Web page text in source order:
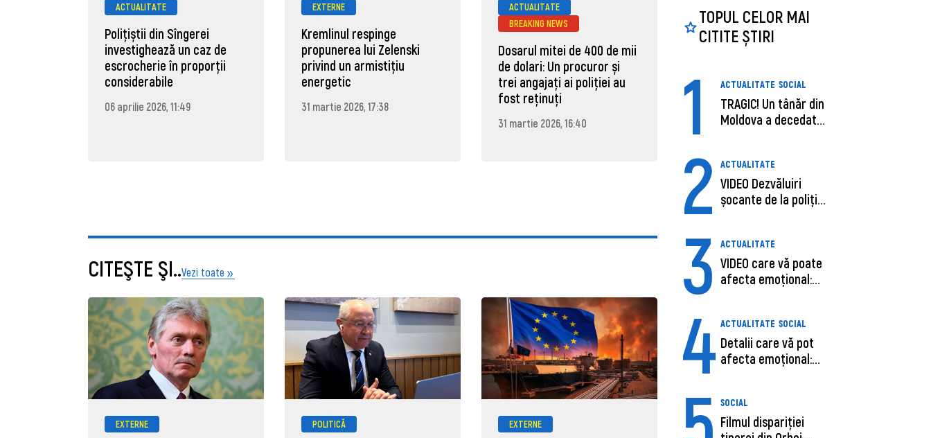
ACTUALITATE
Polițiștii din Sîngerei
investighează un caz de
escrocherie în proporții
considerabile
06 aprilie 2026, 11:49
EXTERNE
Kremlinul respinge
propunerea lui Zelenski
privind un armistițiu
energetic
31 martie 2026, 17:38
ACTUALITATE
BREAKING NEWS
Dosarul mitei de 400 de mii
de dolari: Un procuror și
trei angajați ai poliției au
fost reținuți
31 martie 2026, 16:40
Moldova, de aproape opt ori
sub media UE la costul
31 martie 2026, 16:21
CITEŞTE ŞI..Vezi toate
EXTERNE POLITICĂ EXTERNE
TOPUL CELOR MAI
CITITE ȘTIRI
1 ACTUALITATE SOCIAL
TRAGIC! Un tânăr din
Moldova a decedat
2 ACTUALITATE
VIDEO Dezvăluiri
șocante de la poliție,
3 ACTUALITATE
VIDEO care vă poate
afecta emoțional:
4 ACTUALITATE SOCIAL
Detalii care vă pot
afecta emoțional:
SOCIAL
Filmul dispariției